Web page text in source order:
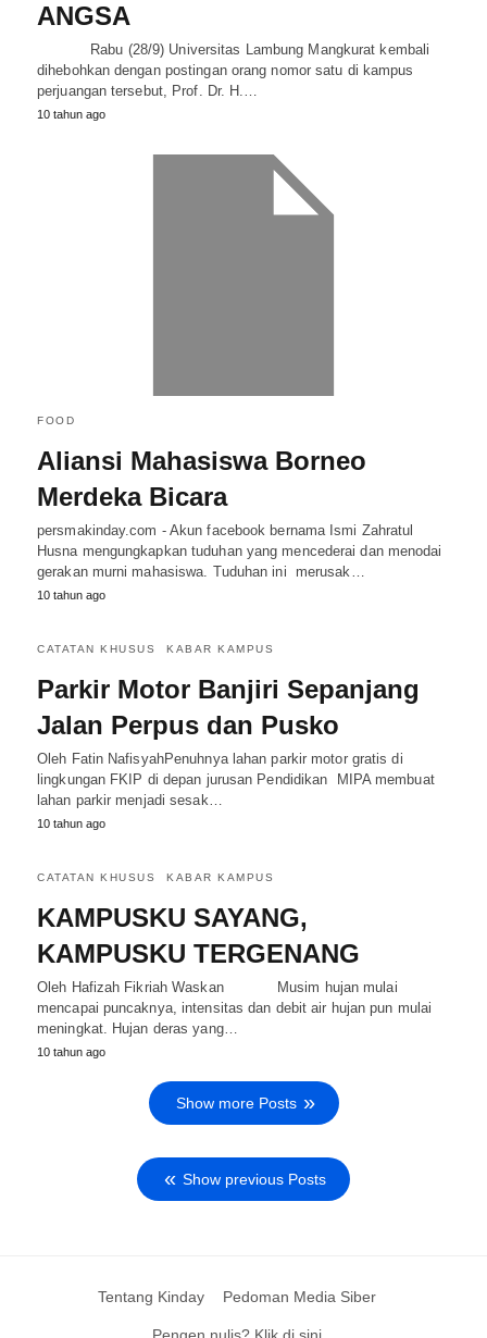
ANGSA
Rabu (28/9) Universitas Lambung Mangkurat kembali
dihebohkan dengan postingan orang nomor satu di kampus
perjuangan tersebut, Prof. Dr. H.…
10 tahun ago
FOOD
Aliansi Mahasiswa Borneo
Merdeka Bicara
persmakinday.com - Akun facebook bernama Ismi Zahratul
Husna mengungkapkan tuduhan yang mencederai dan menodai
gerakan murni mahasiswa. Tuduhan ini merusak…
10 tahun ago
CATATAN KHUSUS KABAR KAMPUS
Parkir Motor Banjiri Sepanjang
Jalan Perpus dan Pusko
Oleh Fatin NafisyahPenuhnya lahan parkir motor gratis di
lingkungan FKIP di depan jurusan Pendidikan MIPA membuat
lahan parkir menjadi sesak…
10 tahun ago
CATATAN KHUSUS KABAR KAMPUS
KAMPUSKU SAYANG,
KAMPUSKU TERGENANG
Oleh Hafizah Fikriah Waskan Musim hujan mulai
mencapai puncaknya, intensitas dan debit air hujan pun mulai
meningkat. Hujan deras yang…
10 tahun ago
Show more Posts
Show previous Posts
Tentang Kinday Pedoman Media Siber
Pengen nulis? Klik di sini